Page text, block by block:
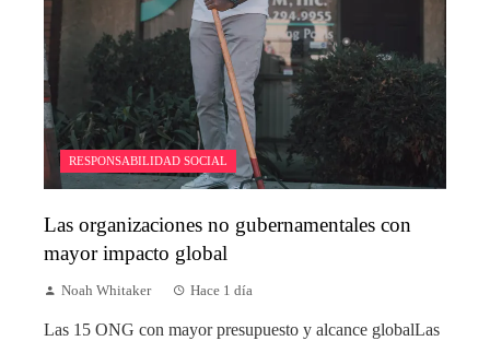
RESPONSABILIDAD SOCIAL
Las organizaciones no gubernamentales con
mayor impacto global
Noah Whitaker Hace 1 día
Las 15 ONG con mayor presupuesto y alcance globalLas